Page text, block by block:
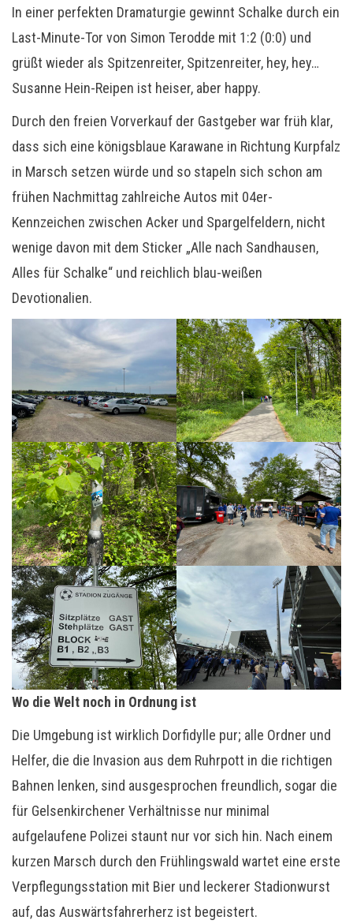
In einer perfekten Dramaturgie gewinnt Schalke durch ein
Last-Minute-Tor von Simon Terodde mit 1:2 (0:0) und
grüßt wieder als Spitzenreiter, Spitzenreiter, hey, hey…
Susanne Hein-Reipen ist heiser, aber happy.
Durch den freien Vorverkauf der Gastgeber war früh klar,
dass sich eine königsblaue Karawane in Richtung Kurpfalz
in Marsch setzen würde und so stapeln sich schon am
frühen Nachmittag zahlreiche Autos mit 04er-
Kennzeichen zwischen Acker und Spargelfeldern, nicht
wenige davon mit dem Sticker „Alle nach Sandhausen,
Alles für Schalke“ und reichlich blau-weißen
Devotionalien.
Wo die Welt noch in Ordnung ist
Die Umgebung ist wirklich Dorfidylle pur; alle Ordner und
Helfer, die die Invasion aus dem Ruhrpott in die richtigen
Bahnen lenken, sind ausgesprochen freundlich, sogar die
für Gelsenkirchener Verhältnisse nur minimal
aufgelaufene Polizei staunt nur vor sich hin. Nach einem
kurzen Marsch durch den Frühlingswald wartet eine erste
Verpflegungsstation mit Bier und leckerer Stadionwurst
auf, das Auswärtsfahrerherz ist begeistert.